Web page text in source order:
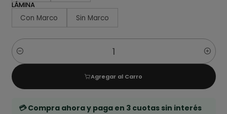
LÁMINA
Con Marco Sin Marco
Cantidad
Agregar al Carro
💳 Compra ahora y paga en 3 cuotas sin interés